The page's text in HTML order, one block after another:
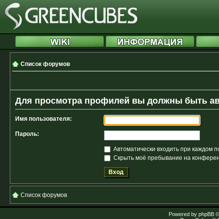
Список форумов
Для просмотра профилей вы должны быть
Имя пользователя:
Пароль:
Автоматически входить при каждом
Скрыть моё пребывание на
Список форумов
Powered by phpBB